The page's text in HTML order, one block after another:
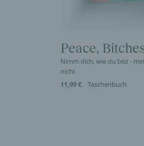
Peace,
Nimm dich, wie du bist -
nicht
11,99 €
Taschenbuch